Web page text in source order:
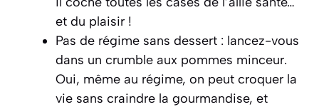
et du plaisir !
Pas de régime sans dessert : lancez-vous
dans un crumble aux pommes minceur.
Oui, même au régime, on peut croquer la
vie sans craindre la gourmandise, et